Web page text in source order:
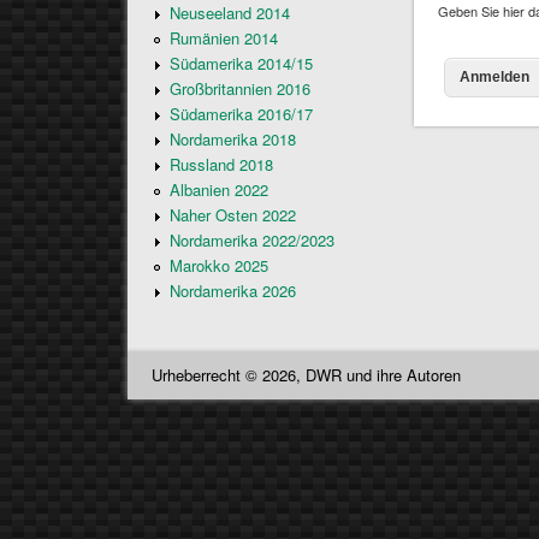
Geben Sie hier
Neuseeland 2014
Rumänien 2014
Südamerika 2014/15
Großbritannien 2016
Südamerika 2016/17
Nordamerika 2018
Russland 2018
Albanien 2022
Naher Osten 2022
Nordamerika 2022/2023
Marokko 2025
Nordamerika 2026
Urheberrecht © 2026, DWR und ihre Autoren